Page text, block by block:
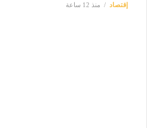
إقتصاد منذ 12 ساعة